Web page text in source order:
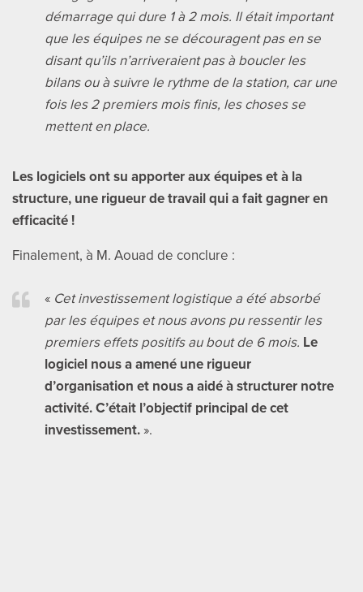
démarrage qui dure 1 à 2 mois. Il était important
que les équipes ne se découragent pas en se
disant qu’ils n’arriveraient pas à boucler les
bilans ou à suivre le rythme de la station, car une
fois les 2 premiers mois finis, les choses se
mettent en place.
Les logiciels ont su apporter aux équipes et à la
structure, une rigueur de travail qui a fait gagner en
efficacité !
Finalement, à M. Aouad de conclure :
« Cet investissement logistique a été absorbé
par les équipes et nous avons pu ressentir les
premiers effets positifs au bout de 6 mois. Le
logiciel nous a amené une rigueur
d’organisation et nous a aidé à structurer notre
activité. C’était l’objectif principal de cet
investissement.».